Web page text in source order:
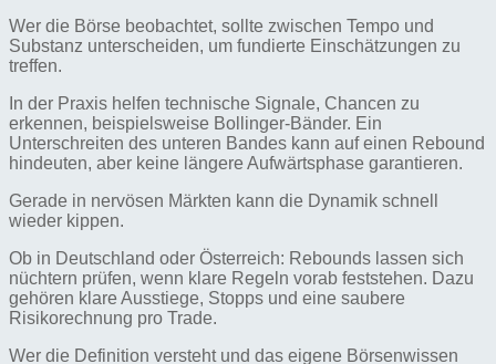
Wer die Börse beobachtet, sollte zwischen Tempo und
Substanz unterscheiden, um fundierte Einschätzungen zu
treffen.
In der Praxis helfen technische Signale, Chancen zu
erkennen, beispielsweise Bollinger-Bänder. Ein
Unterschreiten des unteren Bandes kann auf einen Rebound
hindeuten, aber keine längere Aufwärtsphase garantieren.
Gerade in nervösen Märkten kann die Dynamik schnell
wieder kippen.
Ob in Deutschland oder Österreich: Rebounds lassen sich
nüchtern prüfen, wenn klare Regeln vorab feststehen. Dazu
gehören klare Ausstiege, Stopps und eine saubere
Risikorechnung pro Trade.
Wer die Definition versteht und das eigene Börsenwissen